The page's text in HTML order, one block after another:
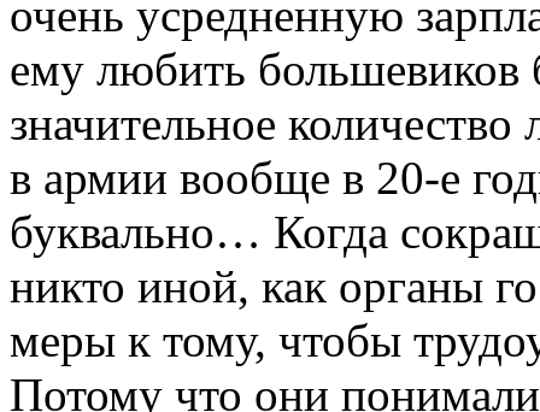
очень усредненную
ему любить
значительное
в армии вообще в 20-е
буквально… Когда
никто иной, как органы
меры к тому, чтобы
Потому что они